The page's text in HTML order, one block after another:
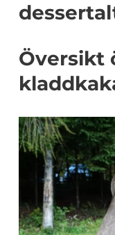
Översikt